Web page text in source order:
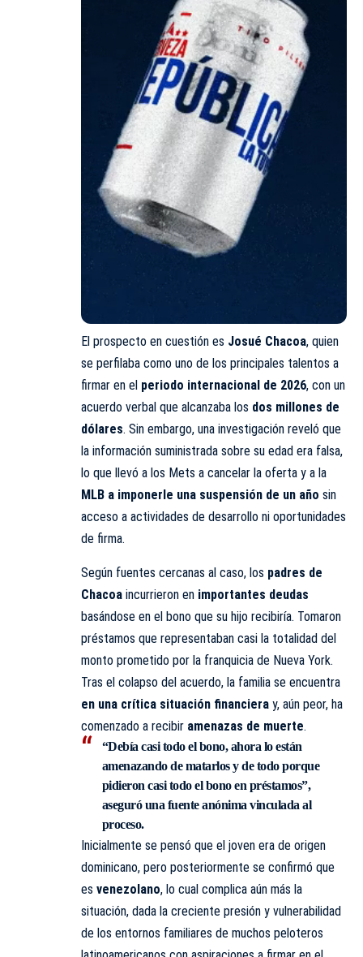
El prospecto en cuestión es Josué Chacoa, quien
se perfilaba como uno de los principales talentos a
firmar en el periodo internacional de 2026, con un
acuerdo verbal que alcanzaba los dos millones de
dólares. Sin embargo, una investigación reveló que
la información suministrada sobre su edad era falsa,
lo que llevó a los Mets a cancelar la oferta y a la
MLB a imponerle una suspensión de un año sin
acceso a actividades de desarrollo ni oportunidades
de firma.
Según fuentes cercanas al caso, los padres de
Chacoa incurrieron en importantes deudas
basándose en el bono que su hijo recibiría. Tomaron
préstamos que representaban casi la totalidad del
monto prometido por la franquicia de Nueva York.
Tras el colapso del acuerdo, la familia se encuentra
en una crítica situación financiera y, aún peor, ha
comenzado a recibir amenazas de muerte.
“Debía casi todo el bono, ahora lo están
amenazando de matarlos y de todo porque
pidieron casi todo el bono en préstamos”,
aseguró una fuente anónima vinculada al
proceso.
Inicialmente se pensó que el joven era de origen
dominicano, pero posteriormente se confirmó que
es venezolano, lo cual complica aún más la
situación, dada la creciente presión y vulnerabilidad
de los entornos familiares de muchos peloteros